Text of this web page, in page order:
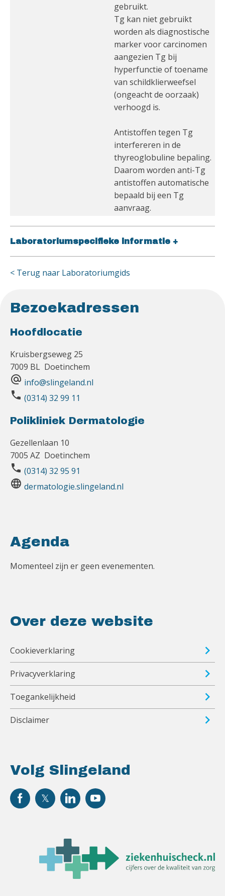
gebruikt.
Tg kan niet gebruikt
worden als diagnostische
marker voor carcinomen
aangezien Tg bij
hyperfunctie of toename
van schildklierweefsel
(ongeacht de oorzaak)
verhoogd is.
Antistoffen tegen Tg
interfereren in de
thyreoglobuline bepaling.
Daarom worden anti-Tg
antistoffen automatische
bepaald bij een Tg
aanvraag.
Laboratoriumspecifieke informatie +
< Terug naar Laboratoriumgids
Bezoekadressen
Hoofdlocatie
Kruisbergseweg 25
7009 BL Doetinchem
alternate_email info@slingeland.nl
phone (0314) 32 99 11
Polikliniek Dermatologie
Gezellenlaan 10
7005 AZ Doetinchem
phone (0314) 32 95 91
language dermatologie.slingeland.nl
Volg Slingeland
Agenda
Momenteel zijn er geen evenementen.
Over deze website
Cookieverklaring
Privacyverklaring
Toegankelijkheid
Disclaimer